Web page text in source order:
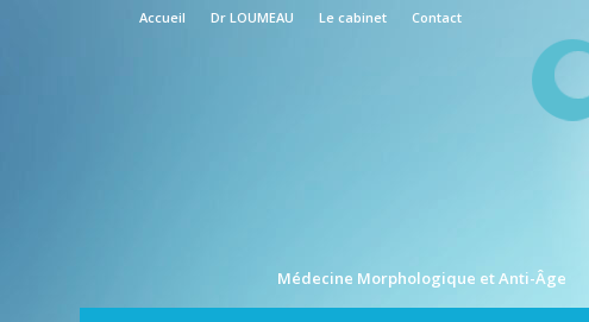
Accueil Dr LOUMEAU Le cabinet Contact
Médecine Morphologique et Anti-Âge